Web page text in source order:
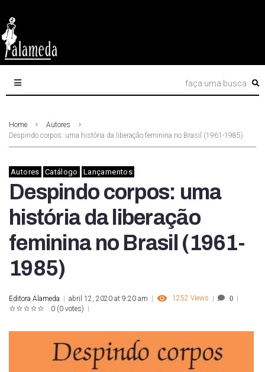
Home
Autores
Despindo corpos: uma história da liberação feminina no Brasil (1961-1985)
Autores Catálogo Lançamentos
Despindo corpos: uma
história da liberação
feminina no Brasil (1961-
1985)
Editora Alameda abril 12, 2020 at 9:20 am 1252 Views 0
0 (0 votes)